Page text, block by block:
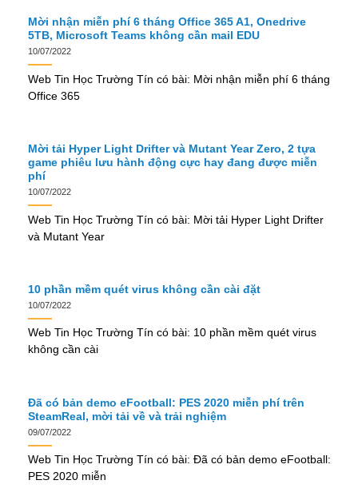
Mời nhận miễn phí 6 tháng Office 365 A1, Onedrive
5TB, Microsoft Teams không cần mail EDU
10/07/2022
Web Tin Học Trường Tín có bài: Mời nhận miễn phí 6 tháng
Office 365
Mời tải Hyper Light Drifter và Mutant Year Zero, 2 tựa
game phiêu lưu hành động cực hay đang được miễn
phí
10/07/2022
Web Tin Học Trường Tín có bài: Mời tải Hyper Light Drifter
và Mutant Year
10 phần mềm quét virus không cần cài đặt
10/07/2022
Web Tin Học Trường Tín có bài: 10 phần mềm quét virus
không cần cài
Đã có bản demo eFootball: PES 2020 miễn phí trên
SteamReal, mời tải về và trải nghiệm
09/07/2022
Web Tin Học Trường Tín có bài: Đã có bản demo eFootball:
PES 2020 miễn